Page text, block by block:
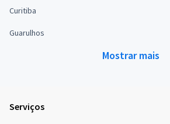
Curitiba
Guarulhos
Mostrar mais
Serviços